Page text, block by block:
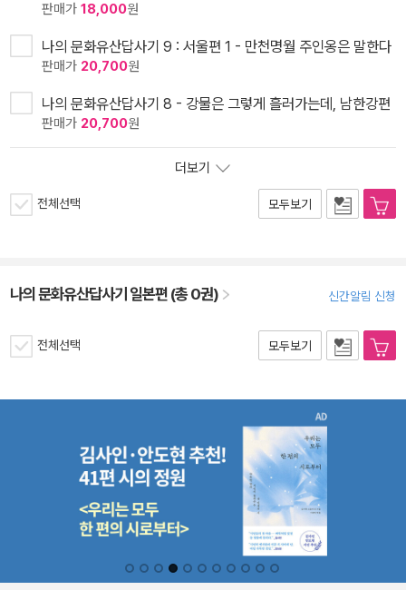
판매가 18,000원
나의 문화유산답사기 9 : 서울편 1 - 만천명월 주인옹은 말한다
판매가 20,700원
나의 문화유산답사기 8 - 강물은 그렇게 흘러가는데, 남한강편
판매가 20,700원
더보기
전체선택 모두보기
나의 문화유산답사기 일본편 (총 0권) 신간알림 신청
전체선택 모두보기